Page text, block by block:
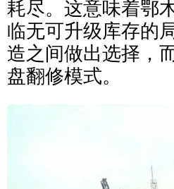
耗尽。这意味着鄂
临无可升级库存的
造之间做出选择，
盘翻修模式。